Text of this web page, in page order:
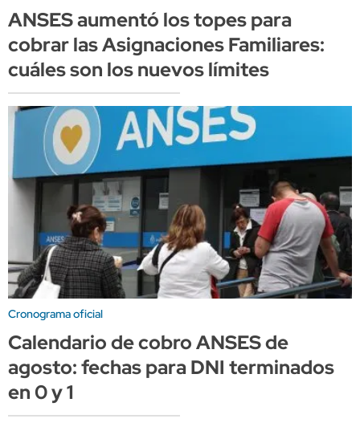
ANSES aumentó los topes para
cobrar las Asignaciones Familiares:
cuáles son los nuevos límites
Cronograma oficial
Calendario de cobro ANSES de
agosto: fechas para DNI terminados
en 0 y 1